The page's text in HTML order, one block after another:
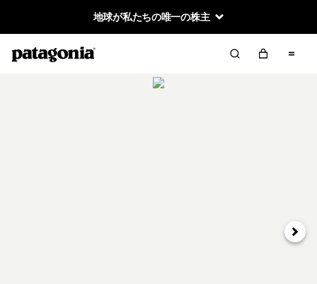
地球が私たちの唯一の株主
次へ